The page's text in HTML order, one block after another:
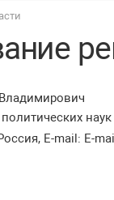
наук
E-mail: E-